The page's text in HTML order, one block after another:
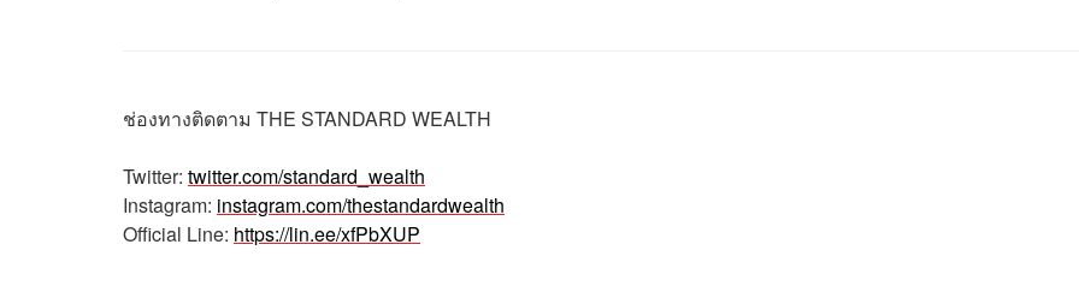
ช่องทางติดตาม THE STANDARD WEALTH
Twitter: twitter.com/standard_wealth
Instagram: instagram.com/thestandardwealth
Official Line: https://lin.ee/xfPbXUP